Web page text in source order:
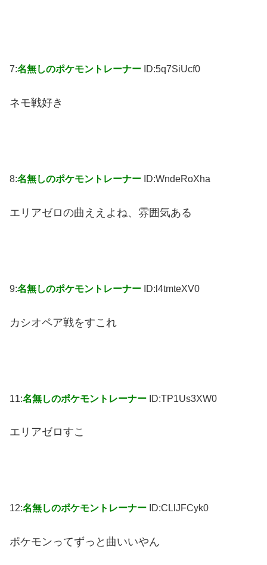
7:名無しのポケモントレーナー ID:5q7SiUcf0
ネモ戦好き
8:名無しのポケモントレーナー ID:WndeRoXha
エリアゼロの曲ええよね、雰囲気ある
9:名無しのポケモントレーナー ID:l4tmteXV0
カシオペア戦をすこれ
11:名無しのポケモントレーナー ID:TP1Us3XW0
エリアゼロすこ
12:名無しのポケモントレーナー ID:CLlJFCyk0
ポケモンってずっと曲いいやん